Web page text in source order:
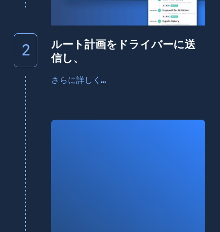
2
ルート計画をドライバーに送
信し、
Wise SystemsのDriverアプリに配信されるル
さらに詳しく…